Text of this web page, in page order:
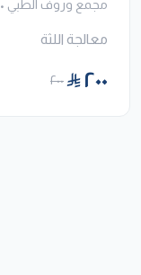
مجمع وروف الطبي •
معالجة اللثة
٢٠٠ ٢٠٠